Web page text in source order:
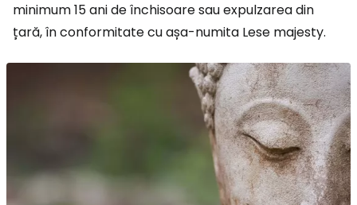
minimum 15 ani de închisoare sau expulzarea din
țară, în conformitate cu așa-numita Lese majesty.